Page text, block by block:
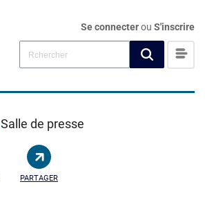
Se connecterou S'inscrire
Salle de presse
PARTAGER